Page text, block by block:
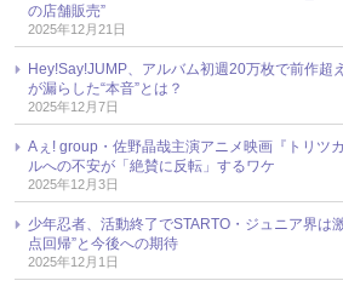
の店舗販売”
2025年12月21日
Hey!Say!JUMP、アルバム初週20万枚で前作
が漏らした“本音”とは？
2025年12月7日
Aぇ! group・佐野晶哉主演アニメ映画『トリツ
ルへの不安が「絶賛に反転」するワケ
2025年12月3日
少年忍者、活動終了でSTARTO・ジュニア界は
点回帰”と今後への期待
2025年12月1日